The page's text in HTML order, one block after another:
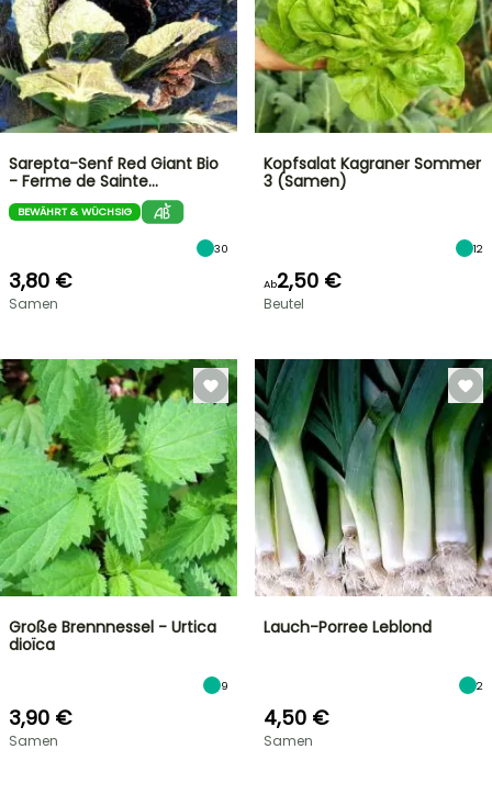
Sarepta-Senf Red Giant Bio
- Ferme de Sainte…
BEWÄHRT & WÜCHSIG
30
3,80 €
Samen
Kopfsalat Kagraner Sommer
3 (Samen)
12
Ab2,50 €
Beutel
Große Brennnessel - Urtica
dioïca
9
3,90 €
Samen
Lauch-Porree Leblond
2
4,50 €
Samen